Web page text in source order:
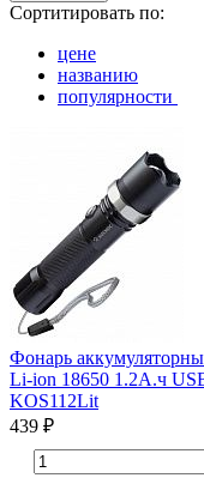
Сортитировать по:
цене
названию
популярности
Фонарь
Li-ion 18650 1.2А.ч
KOS112Lit
439 ₽